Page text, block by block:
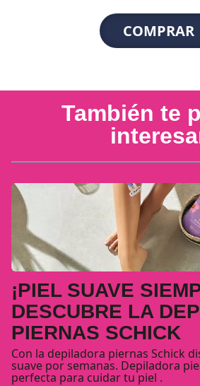
COMPRAR
También te
¡PIEL SUAVE
DESCUBRE LA
PIERNAS SCHICK
Con la depiladora piernas Schick
suave por semanas. Depiladora
perfecta para cuidar tu piel .